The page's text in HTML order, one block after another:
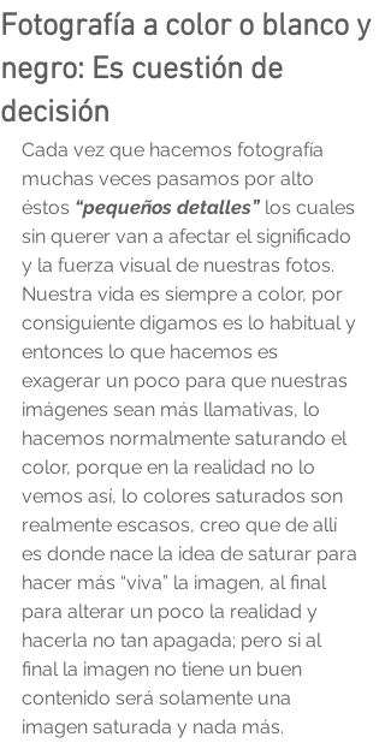
Fotografía a color o blanco y
negro: Es cuestión de
decisión
Cada vez que hacemos fotografía
muchas veces pasamos por alto
éstos “pequeños detalles” los cuales
sin querer van a afectar el significado
y la fuerza visual de nuestras fotos.
Nuestra vida es siempre a color, por
consiguiente digamos es lo habitual y
entonces lo que hacemos es
exagerar un poco para que nuestras
imágenes sean más llamativas, lo
hacemos normalmente saturando el
color, porque en la realidad no lo
vemos así, lo colores saturados son
realmente escasos, creo que de allí
es donde nace la idea de saturar para
hacer más “viva” la imagen, al final
para alterar un poco la realidad y
hacerla no tan apagada; pero si al
final la imagen no tiene un buen
contenido será solamente una
imagen saturada y nada más.